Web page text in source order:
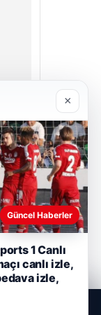
×
Güncel Haberler
1 Canlı
canlı izle,
izle,